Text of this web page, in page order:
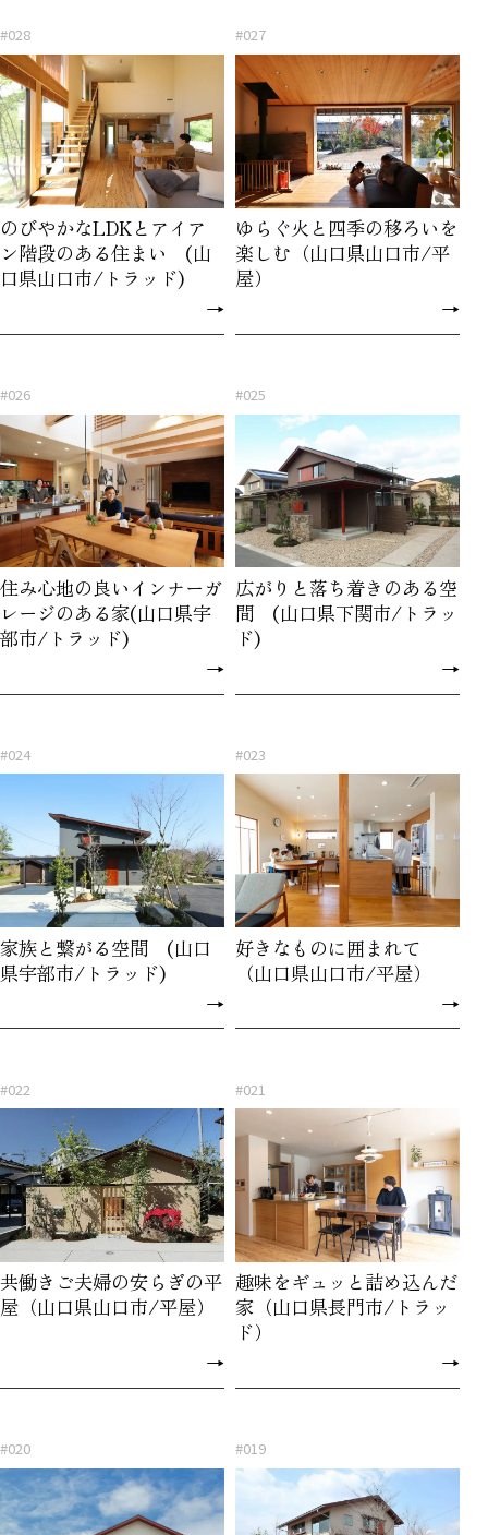
#028
のびやかなLDKとアイア
ン階段のある住まい (山
口県山口市/トラッド)
→
#027
ゆらぐ火と四季の移ろいを
楽しむ（山口県山口市/平
屋）
→
#026
住み心地の良いインナーガ
レージのある家(山口県宇
部市/トラッド)
→
#025
広がりと落ち着きのある空
間 (山口県下関市/トラッ
ド)
→
#024
家族と繋がる空間 (山口
県宇部市/トラッド)
→
#023
好きなものに囲まれて
（山口県山口市/平屋）
→
#022
共働きご夫婦の安らぎの平
屋（山口県山口市/平屋）
→
#021
趣味をギュッと詰め込んだ
家（山口県長門市/トラッ
ド）
→
#020 #019